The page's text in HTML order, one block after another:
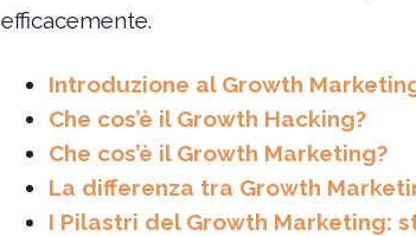
efficacemente.
Introduzione al Growth
Che cos’è il Growth Hacking?
Che cos’è il Growth Marketing?
La differenza tra Growth
I Pilastri del Growth Marketing: